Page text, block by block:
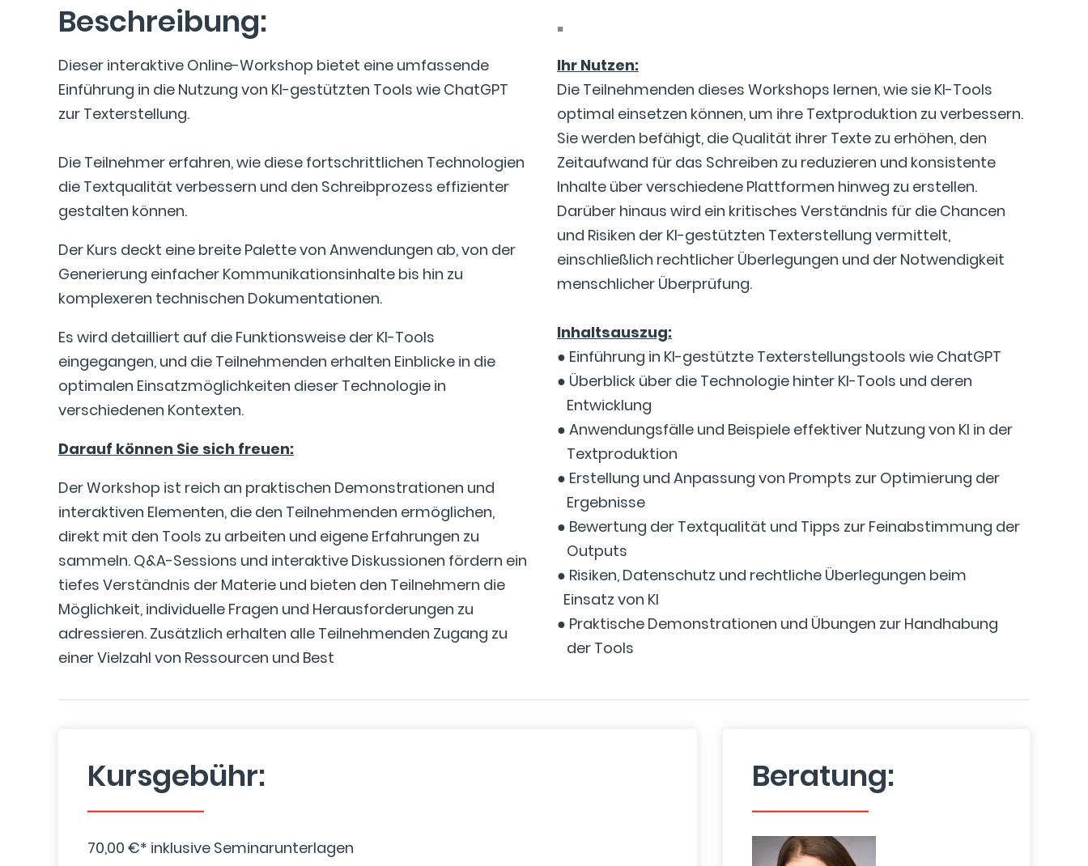
Beschrei­bung:
Dieser interaktive Online-Workshop bietet eine umfassende
Einführung in die Nutzung von KI-gestützten Tools wie ChatGPT
zur Texterstellung.
Die Teilnehmer erfahren, wie diese fortschrittlichen Technologien
die Textqualität verbessern und den Schreibprozess effizienter
gestalten können.
Der Kurs deckt eine breite Palette von Anwendungen ab, von der
Generierung einfacher Kommunikationsinhalte bis hin zu
komplexeren technischen Dokumentationen.
Es wird detailliert auf die Funktionsweise der KI-Tools
eingegangen, und die Teilnehmenden erhalten Einblicke in die
optimalen Einsatzmöglichkeiten dieser Technologie in
verschiedenen Kontexten.
Darauf können Sie sich freuen:
Der Workshop ist reich an praktischen Demonstrationen und
interaktiven Elementen, die den Teilnehmenden ermöglichen,
direkt mit den Tools zu arbeiten und eigene Erfahrungen zu
sammeln. Q&A-Sessions und interaktive Diskussionen fördern ein
tiefes Verständnis der Materie und bieten den Teilnehmern die
Möglichkeit, individuelle Fragen und Herausforderungen zu
adressieren. Zusätzlich erhalten alle Teilnehmenden Zugang zu
einer Vielzahl von Ressourcen und Best
.
Ihr Nutzen:
Die Teilnehmenden dieses Workshops lernen, wie sie KI-Tools
optimal einsetzen können, um ihre Textproduktion zu verbessern.
Sie werden befähigt, die Qualität ihrer Texte zu erhöhen, den
Zeitaufwand für das Schreiben zu reduzieren und konsistente
Inhalte über verschiedene Plattformen hinweg zu erstellen.
Darüber hinaus wird ein kritisches Verständnis für die Chancen
und Risiken der KI-gestützten Texterstellung vermittelt,
einschließlich rechtlicher Überlegungen und der Notwendigkeit
menschlicher Überprüfung.
Inhaltsauszug:
● Einführung in KI-gestützte Texterstellungstools wie ChatGPT
● Überblick über die Technologie hinter KI-Tools und deren
Entwicklung
● Anwendungsfälle und Beispiele effektiver Nutzung von KI in der
Textproduktion
● Erstellung und Anpassung von Prompts zur Optimierung der
Ergebnisse
● Bewertung der Textqualität und Tipps zur Feinabstimmung der
Outputs
● Risiken, Datenschutz und rechtliche Überlegungen beim
Einsatz von KI
● Praktische Demonstrationen und Übungen zur Handhabung
der Tools
Kursgebühr:
70,00 €* inklusive Seminarunterlagen
Beratung: